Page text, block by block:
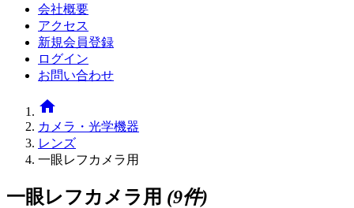
会社概要
アクセス
新規会員登録
ログイン
お問い合わせ
home
カメラ・光学機器
レンズ
一眼レフカメラ用
一眼レフカメラ用 (9件)